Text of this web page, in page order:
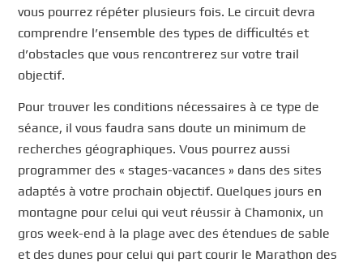
vous pourrez répéter plusieurs fois. Le circuit devra
comprendre l’ensemble des types de difficultés et
d’obstacles que vous rencontrerez sur votre trail
objectif.
Pour trouver les conditions nécessaires à ce type de
séance, il vous faudra sans doute un minimum de
recherches géographiques. Vous pourrez aussi
programmer des « stages-vacances » dans des sites
adaptés à votre prochain objectif. Quelques jours en
montagne pour celui qui veut réussir à Chamonix, un
gros week-end à la plage avec des étendues de sable
et des dunes pour celui qui part courir le Marathon des